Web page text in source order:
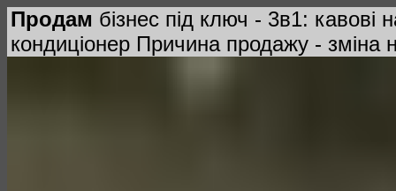
Продам бізнес під ключ - 3в1: кавові
кондиціонер Причина продажу -